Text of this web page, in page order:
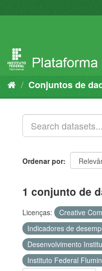
para
Conjuntos de
Ordenar por
1 conjunto de
Licenças: Creative
Indicadores de
Desenvolvimento
Instituto Federal